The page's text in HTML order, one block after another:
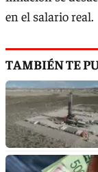
en el salario real.
TAMBIÉN TE